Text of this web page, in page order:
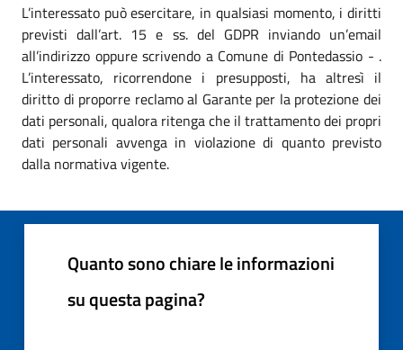
L’interessato può esercitare, in qualsiasi momento, i diritti
previsti dall’art. 15 e ss. del GDPR inviando un’email
all’indirizzo oppure scrivendo a Comune di Pontedassio - .
L’interessato, ricorrendone i presupposti, ha altresì il
diritto di proporre reclamo al Garante per la protezione dei
dati personali, qualora ritenga che il trattamento dei propri
dati personali avvenga in violazione di quanto previsto
dalla normativa vigente.
Quanto sono chiare le informazioni
su questa pagina?